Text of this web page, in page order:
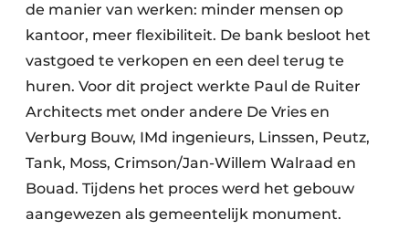
de manier van werken: minder mensen op
kantoor, meer flexibiliteit. De bank besloot het
vastgoed te verkopen en een deel terug te
huren. Voor dit project werkte Paul de Ruiter
Architects met onder andere De Vries en
Verburg Bouw, IMd ingenieurs, Linssen, Peutz,
Tank, Moss, Crimson/Jan-Willem Walraad en
Bouad. Tijdens het proces werd het gebouw
aangewezen als gemeentelijk monument.